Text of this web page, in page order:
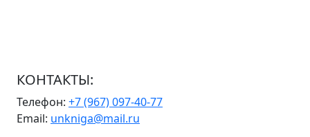
КОНТАКТЫ:
Телефон: +7 (967) 097-40-77
Email: unkniga@mail.ru